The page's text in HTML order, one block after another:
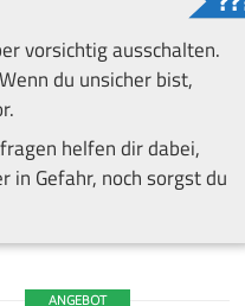
vorsichtig ausschalten.
du unsicher bist,
helfen dir dabei,
in Gefahr, noch sorgst du
ANGEBOT